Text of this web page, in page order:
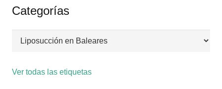
Categorías
Categorías
Ver todas las etiquetas